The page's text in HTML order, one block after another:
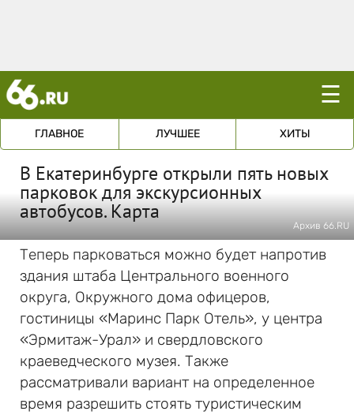
☰
ГЛАВНОЕ ЛУЧШЕЕ ХИТЫ
В Екатеринбурге открыли пять новых
парковок для экскурсионных
автобусов. Карта
Архив 66.RU
Теперь парковаться можно будет напротив
здания штаба Центрального военного
округа, Окружного дома офицеров,
гостиницы «Маринс Парк Отель», у центра
«Эрмитаж-Урал» и свердловского
краеведческого музея. Также
рассматривали вариант на определенное
время разрешить стоять туристическим